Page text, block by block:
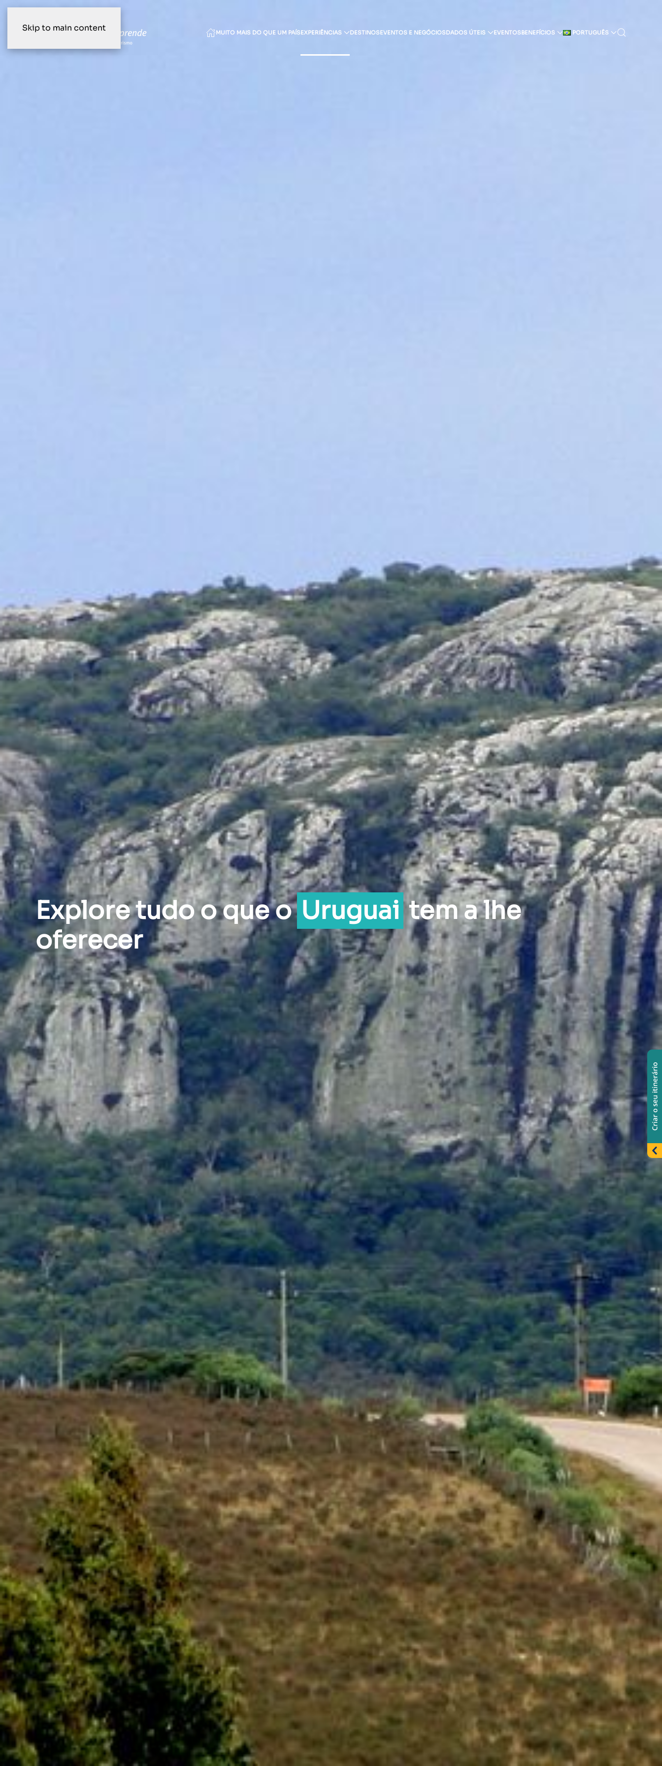
Skip to main content MUITO MAIS DO QUE UM PAÍSEXPERIÊNCIAS DESTINOSEVENTOS E NEGÓCIOSDADOS ÚTEIS EVENTOSBENEFÍCIOS PORTUGUÊS
Explore tudo o que oUruguaitem a lhe
oferecer